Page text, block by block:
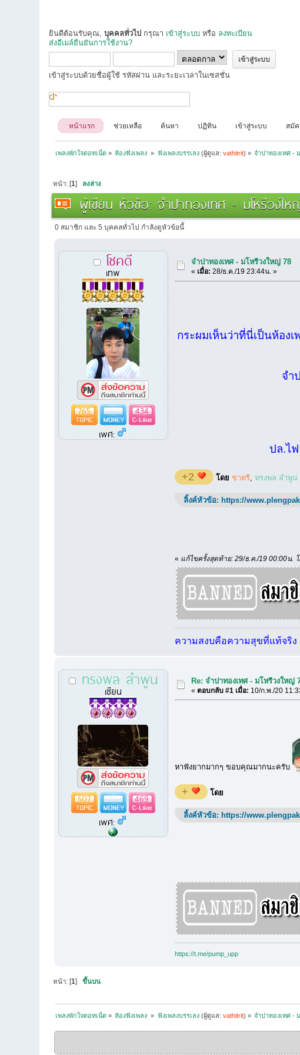
ยินดีต้อนรับคุณ,บุคคลทั่วไป กรุณา เข้าสู่ระบบ หรือ ลงทะเบียน
ส่งอีเมล์ยืนยันการใช้งาน?
เข้าสู่ระบบด้วยชื่อผู้ใช้ รหัสผ่าน และระยะเวลาในเซสชั่น
หน้าแรก ช่วยเหลือ ค้นหา ปฏิทิน เข้าสู่ระบบ สมั
เพลงพักใจดอทเน็ต» ห้องฟังเพลง » ฟังเพลงบรรเลง(ผู้ดูแล: vathitrit) » จำปาทองเทศ -
หน้า: [1] ลงล่าง
ผู้เขียน หัวข้อ: จำปาทองเทศ - มโหรีวง
0 สมาชิก และ 5 บุคคลทั่วไป กำลังดูหัวข้อนี้
โชคดี
เทพ
765
434
เพศ:
จำปาทองเทศ - มโหรีวงใหญ่ 78
« เมื่อ: 28/ธ.ค./19 23:44น. »
กระผมเห็นว่าที่นี่เป็นห้องเ
จำ
ปล.ไ
+2 โดย ชาตรี ทรงพล ลำพูน
ลิ้งค์หัวข้อ: https://
« แก้ไขครั้งสุดท้าย: 29/ธ.ค./19 00:00น.
ความสงบคือความสุขที่แท้จริง
ทรงพล ลำพูน
เซียน
507
469
เพศ:
Re: จำปาทองเทศ - มโหรีวงใหญ่
«ตอบกลับ #1 เมื่อ: 10/ก.พ./20
หาฟังยากมากๆ ขอบคุณมากนะครับ
+ โดย
ลิ้งค์หัวข้อ: https://
https://t.me/pump_upp
หน้า: [1] ขึ้นบน
เพลงพักใจดอทเน็ต» ห้องฟังเพลง » ฟังเพลงบรรเลง(ผู้ดูแล: vathitrit) » จำปาทองเทศ -